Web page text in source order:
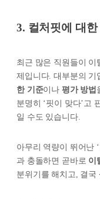
3. 컬처핏에 대
최근 많은 직원들이 이
제입니다. 대부분의 기
한 기준이나 평가 방법
분명히 ‘핏이 맞다’고
일 수도 있습니다.
아무리 역량이 뛰어난
과 충돌하면 곧바로 이
분위기를 해치고, 결국